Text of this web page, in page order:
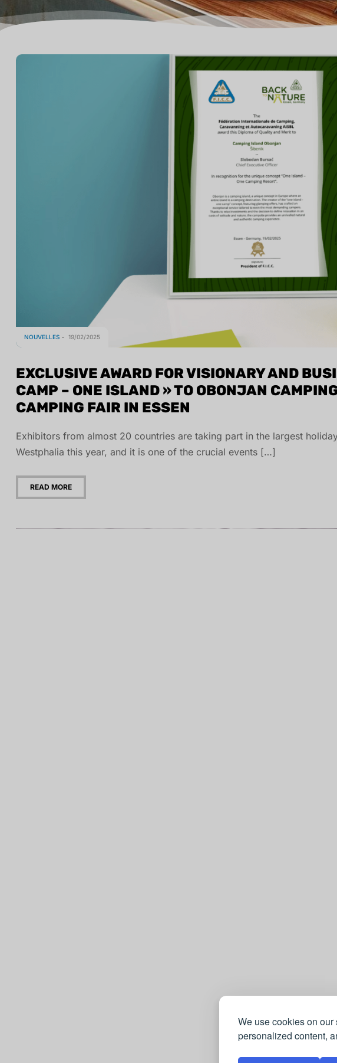
We use cookies on
personalized content,
NOUVELLES 19/02/2025
EXCLUSIVE AWARD FOR VISIONARY AND
CAMP – ONE ISLAND » TO OBONJAN
CAMPING FAIR IN ESSEN
Exhibitors from almost 20 countries are taking part in the largest
Westphalia this year, and it is one of the crucial events […]
READ MORE